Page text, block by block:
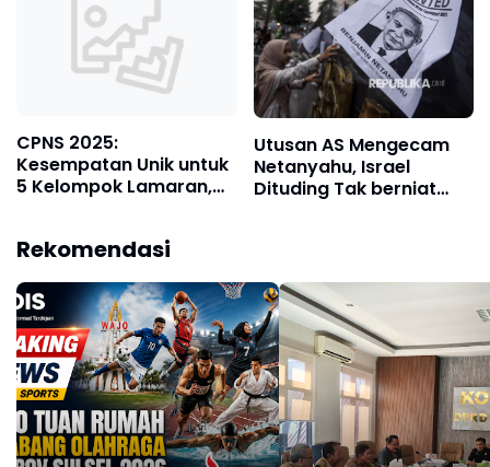
CPNS 2025:
Kesempatan Unik untuk
5 Kelompok Lamaran,
Utusan AS Mengecam
Netanyahu, Israel
Dituding Tak berniat
Rekomendasi